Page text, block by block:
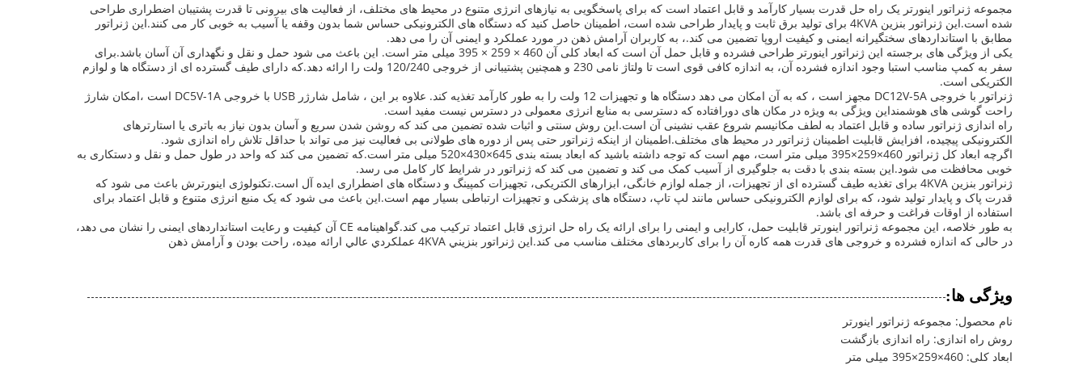
مجموعه ژنراتور اینورتر یک راه حل قدرت بسیار کارآمد و قابل اعتماد است که برای پاسخگویی به نیازهای انرژی متنوع در محیط های مختلف، از فعالیت های بیرونی تا قدرت پشتیبان اضطراری طراحی
شده است.این ژنراتور بنزین 4KVA برای تولید برق ثابت و پایدار طراحی شده است، اطمینان حاصل کنید که دستگاه های الکترونیکی حساس شما بدون وقفه یا آسیب به خوبی کار می کنند.این ژنراتور
مطابق با استانداردهای سختگیرانه ایمنی و کیفیت اروپا تضمین می کند.، به کاربران آرامش ذهن در مورد عملکرد و ایمنی آن را می دهد.
یکی از ویژگی های برجسته این ژنراتور اینورتر طراحی فشرده و قابل حمل آن است که ابعاد کلی آن 460 × 259 × 395 میلی متر است. این باعث می شود حمل و نقل و نگهداری آن آسان باشد.برای
سفر به کمپ مناسب استبا وجود اندازه فشرده آن، به اندازه کافی قوی است تا ولتاژ نامی 230 و همچنین پشتیبانی از خروجی 120/240 ولت را ارائه دهد.که دارای طیف گسترده ای از دستگاه ها و لوازم
الکتریکی است.
ژنراتور با خروجی DC12V-5A مجهز است ، که به آن امکان می دهد دستگاه ها و تجهیزات 12 ولت را به طور کارآمد تغذیه کند. علاوه بر این ، شامل شارژر USB با خروجی DC5V-1A است ،امکان شارژ
راحت گوشی های هوشمنداین ویژگی به ویژه در مکان های دورافتاده که دسترسی به منابع انرژی معمولی در دسترس نیست مفید است.
راه اندازی ژنراتور ساده و قابل اعتماد به لطف مکانیسم شروع عقب نشینی آن است.این روش سنتی و اثبات شده تضمین می کند که روشن شدن سریع و آسان بدون نیاز به باتری یا استارترهای
الکترونیکی پیچیده، افزایش قابلیت اطمینان ژنراتور در محیط های مختلف.اطمینان از اینکه ژنراتور حتی پس از دوره های طولانی بی فعالیت نیز می تواند با حداقل تلاش راه اندازی شود.
اگرچه ابعاد کل ژنراتور 460×259×395 میلی متر است، مهم است که توجه داشته باشید که ابعاد بسته بندی 645×430×520 میلی متر است.که تضمین می کند که واحد در طول حمل و نقل و دستکاری به
خوبی محافظت می شود.این بسته بندی با دقت به جلوگیری از آسیب کمک می کند و تضمین می کند که ژنراتور در شرایط کار کامل می رسد.
ژنراتور بنزین 4KVA برای تغذیه طیف گسترده ای از تجهیزات، از جمله لوازم خانگی، ابزارهای الکتریکی، تجهیزات کمپینگ و دستگاه های اضطراری ایده آل است.تکنولوژی اینورترش باعث می شود که
قدرت پاک و پایدار تولید شود، که برای لوازم الکترونیکی حساس مانند لپ تاپ، دستگاه های پزشکی و تجهیزات ارتباطی بسیار مهم است.این باعث می شود که یک منبع انرژی متنوع و قابل اعتماد برای
استفاده از اوقات فراغت و حرفه ای باشد.
به طور خلاصه، این مجموعه ژنراتور اینورتر قابلیت حمل، کارایی و ایمنی را برای ارائه یک راه حل انرژی قابل اعتماد ترکیب می کند.گواهینامه CE آن کیفیت و رعایت استانداردهای ایمنی را نشان می دهد،
در حالی که اندازه فشرده و خروجی های قدرت همه کاره آن را برای کاربردهای مختلف مناسب می کند.اين ژنراتور بنزيني 4KVA عملکردي عالي ارائه ميده، راحت بودن و آرامش ذهن
ویژگی ها:
نام محصول: مجموعه ژنراتور اینورتر
روش راه اندازی: راه اندازی بازگشت
ابعاد کلی: 460×259×395 میلی متر